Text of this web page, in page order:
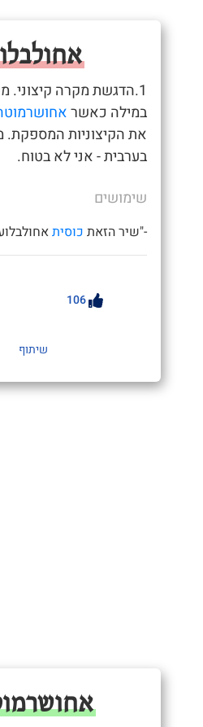
1.הדגשת מקרה
במילה כאשר
את הקיצוניות המספקת.
בערבית - אני לא בטוח.
שימושים
-"שיר הזאת כוסית
106
שיתוף